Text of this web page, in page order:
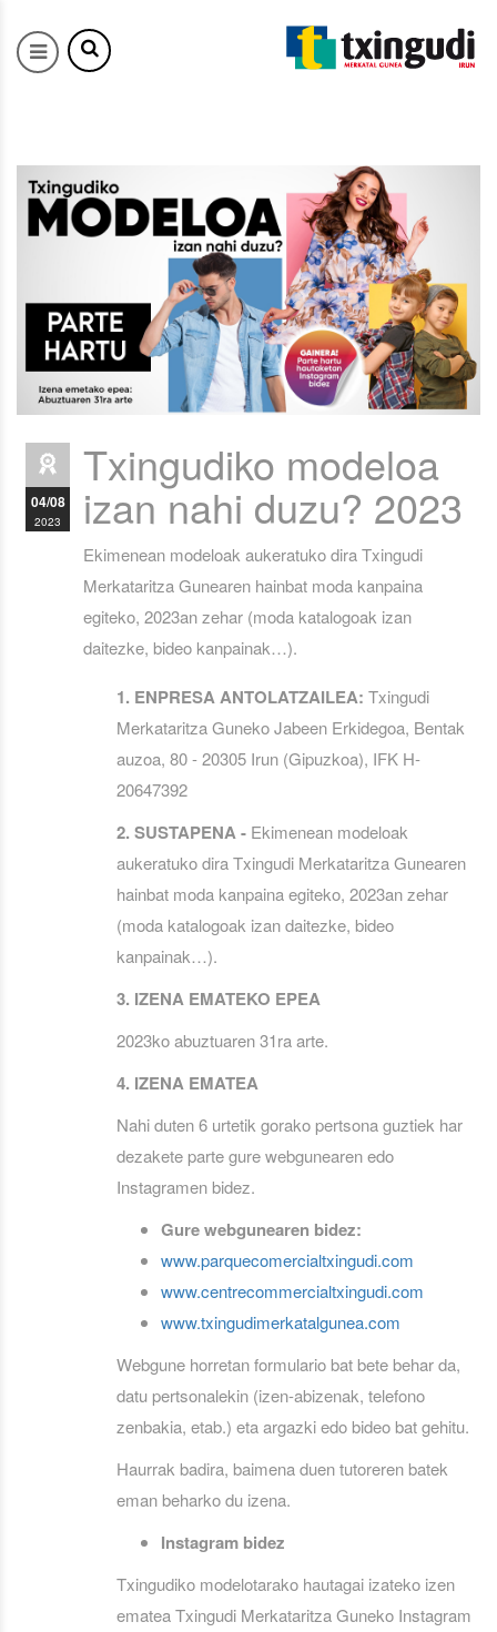
Txingudiko modeloa
izan nahi duzu? 2023
Ekimenean modeloak aukeratuko dira Txingudi
Merkataritza Gunearen hainbat moda kanpaina
egiteko, 2023an zehar (moda katalogoak izan
daitezke, bideo kanpainak…).
04/08
2023
1. ENPRESA ANTOLATZAILEA: Txingudi
Merkataritza Guneko Jabeen Erkidegoa, Bentak
auzoa, 80 - 20305 Irun (Gipuzkoa), IFK H-
20647392
2. SUSTAPENA - Ekimenean modeloak
aukeratuko dira Txingudi Merkataritza Gunearen
hainbat moda kanpaina egiteko, 2023an zehar
(moda katalogoak izan daitezke, bideo
kanpainak…).
3. IZENA EMATEKO EPEA
2023ko abuztuaren 31ra arte.
4. IZENA EMATEA
Nahi duten 6 urtetik gorako pertsona guztiek har
dezakete parte gure webgunearen edo
Instagramen bidez.
Gure webgunearen bidez:
www.parquecomercialtxingudi.com
www.centrecommercialtxingudi.com
www.txingudimerkatalgunea.com
Webgune horretan formulario bat bete behar da,
datu pertsonalekin (izen-abizenak, telefono
zenbakia, etab.) eta argazki edo bideo bat gehitu.
Haurrak badira, baimena duen tutoreren batek
eman beharko du izena.
Instagram bidez
Txingudiko modelotarako hautagai izateko izen
ematea Txingudi Merkataritza Guneko Instagram